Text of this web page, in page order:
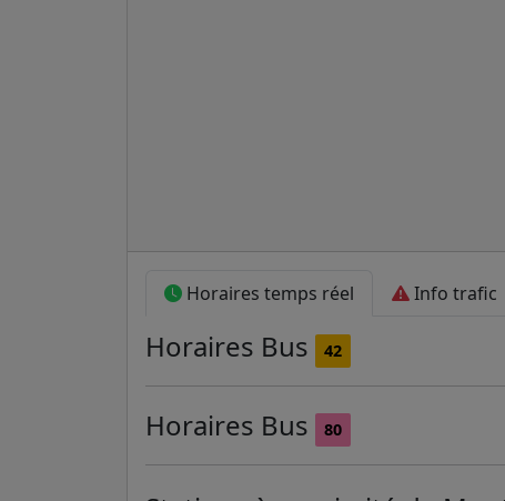
Horaires temps réel Info trafic
Horaires Bus 42
Horaires Bus 80